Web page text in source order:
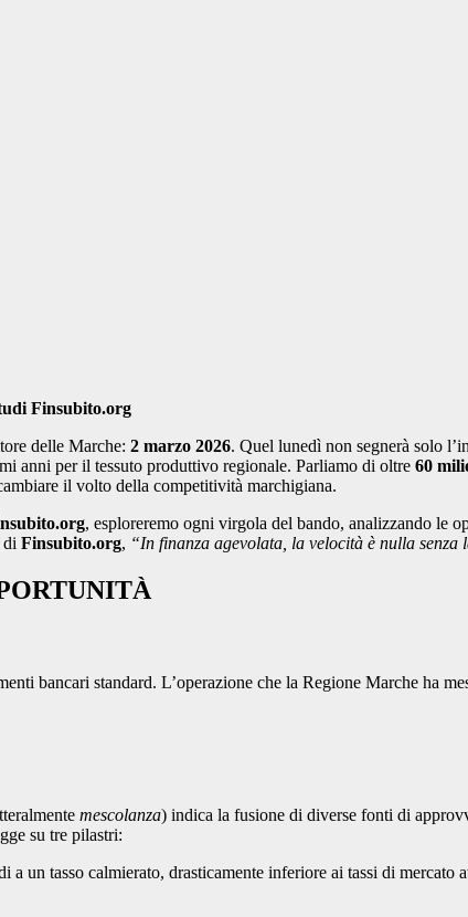
Finsubito.org
delle Marche: 2 marzo 2026. Quel lunedì non segnerà solo
anni per il tessuto produttivo regionale. Parliamo di oltre 60
il volto della competitività marchigiana.
, esploreremo ogni virgola del bando, analizzando le
di Finsubito.org, “In finanza agevolata, la velocità è nulla senza
bancari standard. L’operazione che la Regione Marche ha
mescolanza) indica la fusione di diverse fonti di
su tre pilastri:
un tasso calmierato, drasticamente inferiore ai tassi di